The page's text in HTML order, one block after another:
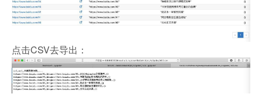
点击CSV去导出：